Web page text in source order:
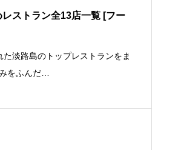
レストラン全13店一覧 [フー
た淡路島のトップレストランをま
をふんだ…